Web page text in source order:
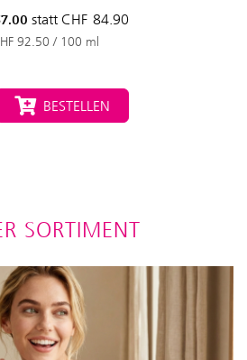
statt CHF 84.90
92.50 / 100 ml
BESTELLEN
SORTIMENT